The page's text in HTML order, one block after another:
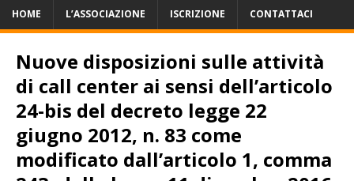
HOME L’ASSOCIAZIONE ISCRIZIONE CONTATTACI
Nuove disposizioni sulle attività
di call center ai sensi dell’articolo
24-bis del decreto legge 22
giugno 2012, n. 83 come
modificato dall’articolo 1, comma